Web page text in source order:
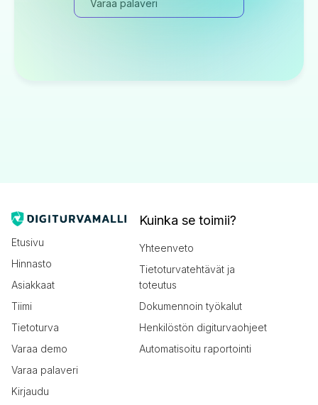
Varaa palaveri
Etusivu
Hinnasto
Asiakkaat
Tiimi
Tietoturva
Varaa demo
Varaa palaveri
Kirjaudu
Kuinka se toimii?
Yhteenveto
Tietoturvatehtävät ja
toteutus
Dokumennoin työkalut
Henkilöstön digiturvaohjeet
Automatisoitu raportointi